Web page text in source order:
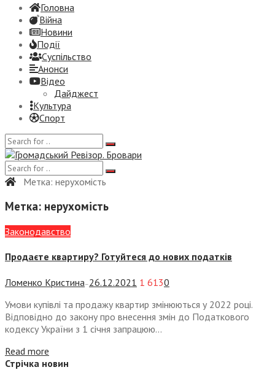
Головна
Війна
Новини
Події
Суспiльство
Анонси
Відео
Дайджест
Культура
Спорт
Метка: нерухомість
Метка: нерухомість
Законодавство
Продаєте квартиру? Готуйтеся до нових податків
Ломенко Кристина — 26.12.2021 1 6130
Умови купівлі та продажу квартир змінюються у 2022 році.
Відповідно до закону про внесення змін до Податкового
кодексу України з 1 січня запрацюю...
Read more
Стрічка новин